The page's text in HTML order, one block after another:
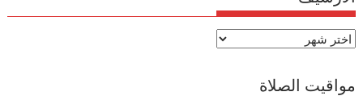
الارشيف
مواقيت الصلاة